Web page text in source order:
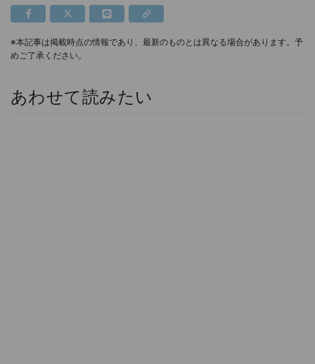
※本記事は掲載時点の情報であり、最新のものとは異なる場合があります。予
めご了承ください。
あわせて読みたい